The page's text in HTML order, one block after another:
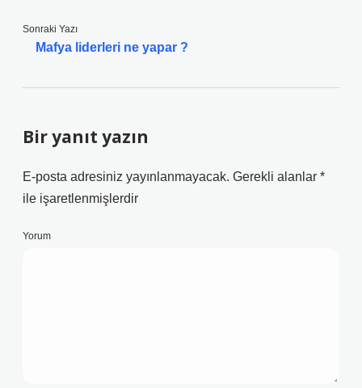
Sonraki Yazı
Mafya liderleri ne yapar ?
Bir yanıt yazın
E-posta adresiniz yayınlanmayacak. Gerekli alanlar *
ile işaretlenmişlerdir
Yorum